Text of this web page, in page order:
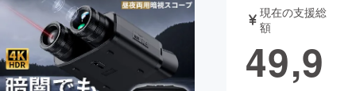
アート・写真 音楽
テクノロジー・ガジェット ゲーム・
現在の支援総
額
49,9